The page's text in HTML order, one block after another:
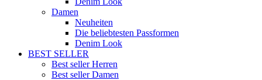
Damen
Neuheiten
Die beliebtesten Passformen
Denim Look
BEST SELLER
Best seller Herren
Best seller Damen